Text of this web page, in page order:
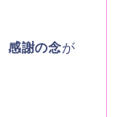
感謝の念が